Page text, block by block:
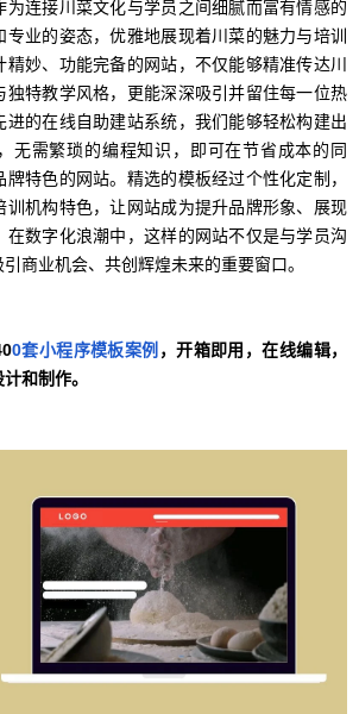
为连接川菜文化与学员之间细腻而富有情感的
业的姿态，优雅地展现着川菜的魅力与培训
妙、功能完备的网站，不仅能够精准传达川
独特教学风格，更能深深吸引并留住每一位热
进的在线自助建站系统，我们能够轻松构建出
无需繁琐的编程知识，即可在节省成本的同
特色的网站。精选的模板经过个性化定制，
训机构特色，让网站成为提升品牌形象、展现
在数字化浪潮中，这样的网站不仅是与学员沟
商业机会、共创辉煌未来的重要窗口。
0套小程序模板案例 ，开箱即用，在线编辑，
计和制作。